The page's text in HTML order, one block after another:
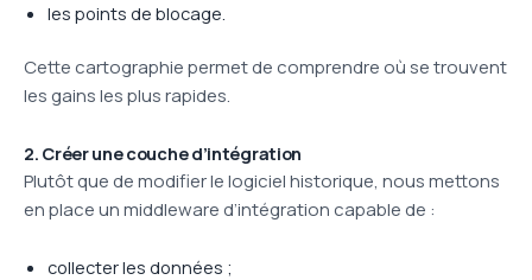
les points de blocage.
Cette cartographie permet de comprendre où se trouvent
les gains les plus rapides.
2. Créer une couche d’intégration
Plutôt que de modifier le logiciel historique, nous mettons
en place un middleware d’intégration capable de :
collecter les données ;